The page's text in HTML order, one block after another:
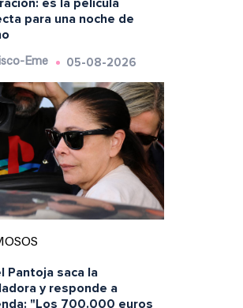
es la película
para una noche de
Eme 05-08-2026
Pantoja saca la
y responde a
"Los 700.000 euros